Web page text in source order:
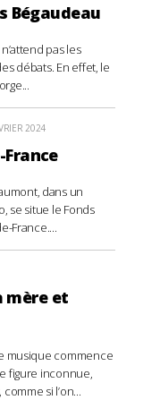
Bégaudeau
pas les
débats. En effet, le
2024
dans un
se situe le Fonds
France....
mère et
musique commence
figure inconnue,
si l’on...